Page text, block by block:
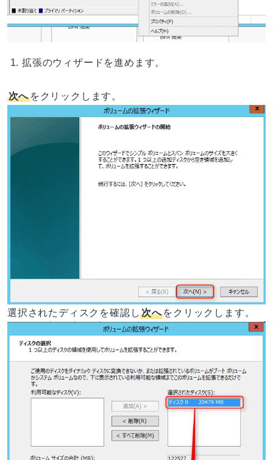
拡張のウィザードを進めます。
次へをクリックします。
選択されたディスクを確認し次へをクリックします。